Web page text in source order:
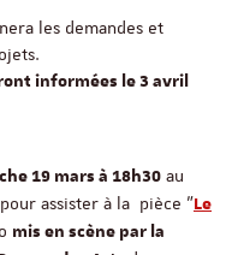
les demandes et
informées le 3 avril
19 mars à 18h30 au
assister à la pièce "Le
mis en scène par la